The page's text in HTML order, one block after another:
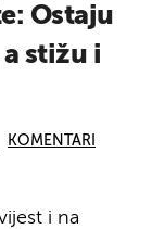
Ostaju
stižu i
KOMENTARI
i na